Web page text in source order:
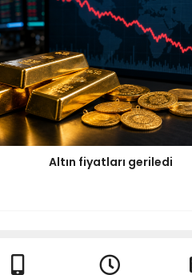
Altın fiyatları geriledi